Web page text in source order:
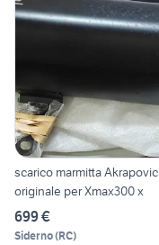
scarico marmitta Akrapovic
originale per Xmax300 x
699 €
Siderno(RC)